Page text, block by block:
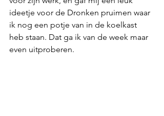
ideetje voor de Dronken pruimen waar
ik nog een potje van in de koelkast
heb staan. Dat ga ik van de week maar
even uitproberen.